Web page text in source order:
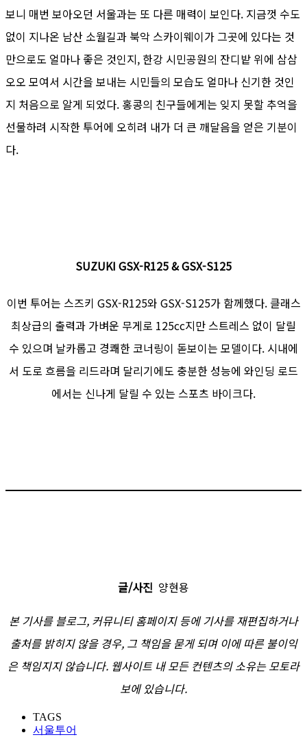
보니 매번 보아오던 서울과는 또 다른 매력이 보인다. 지금껏 수도
없이 지나온 남산 소월길과 북악 스카이웨이가 그곳에 있다는 것
만으로도 얼마나 좋은 것인지, 한강 시민공원의 잔디밭 위에 삼삼
오오 모여서 시간을 보내는 시민들의 모습도 얼마나 신기한 것인
지 처음으로 알게 되었다. 홍콩의 친구들에게는 잊지 못할 추억을
선물하려 시작한 투어에 오히려 내가 더 큰 깨달음을 얻은 기분이
다.
SUZUKI GSX-R125 & GSX-S125
이번 투어는 스즈키 GSX-R125와 GSX-S125가 함께했다. 클래스
최상급의 출력과 가벼운 무게로 125cc지만 스트레스 없이 달릴
수 있으며 날카롭고 경쾌한 코너링이 돋보이는 모델이다. 시내에
서 도로 흐름을 리드라며 달리기에도 충분한 성능에 와인딩 로드
에서는 신나게 달릴 수 있는 스포츠 바이크다.
글/사진 양현용
본 기사를 블로그, 커뮤니티 홈페이지 등에 기사를 재편집하거나
출처를 밝히지 않을 경우, 그 책임을 묻게 되며 이에 따른 불이익
은 책임지지 않습니다. 웹사이트 내 모든 컨텐츠의 소유는 모토라
보에 있습니다.
TAGS
서울투어